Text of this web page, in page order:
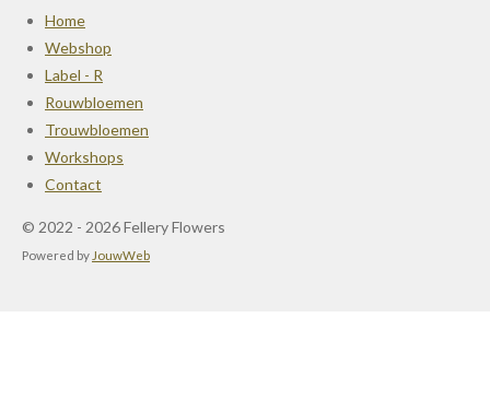
Home
Webshop
Label - R
Rouwbloemen
Trouwbloemen
Workshops
Contact
© 2022 - 2026 Fellery Flowers
Powered by JouwWeb